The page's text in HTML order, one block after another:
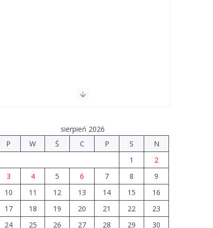
sierpień 2026
P
W Ś C P S
N
1
2
3
4 5 6 7 8
9
10
11 12 13 14 15
16
17
18 19 20 21 22
23
24
25 26 27 28 29
30